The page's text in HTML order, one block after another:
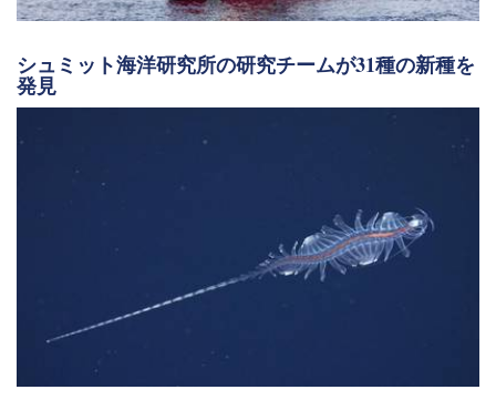
シュミット海洋研究所の研究チームが31種の新種を
発見